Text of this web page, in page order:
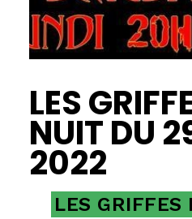
LES
NUIT DU
2022
LES GRIFFES